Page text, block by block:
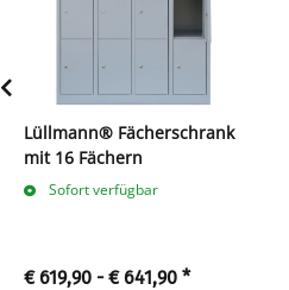
Lüllmann® Fächerschrank
mit 16 Fächern
Sofort verfügbar
€ 619,90 -€ 641,90 *